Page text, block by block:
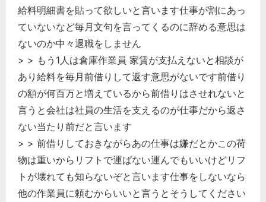
給料明細書を貼って欲しいと言います仕事が割にあっ
ていないなど毎月文句を言ってくるのに辞める意思は
ないのか中々退職をしません
> > もう1人は倉庫作業員 家賃が支払えないと相談が
あり給料を毎月前借りして返す意思がないです前借り
の額が何百万と増えているから前借りはさせれないと
言うと会社は社員の生活を支えるのが仕事だから返さ
ない当たり前だと言います
> > 前借りしておきながらあの仕事は嫌だとかこの荷
物は重いからリフトで運ばない運んでもいいけどリフ
トが壊れても知らないぞと言います仕事をしないなら
他の作業員に頼むからいいと言うとそうしてください